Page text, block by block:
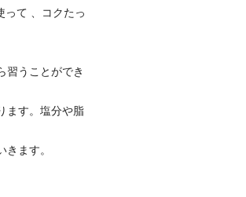
って 、コクたっ
習うことができ
ます。塩分や脂
ます。